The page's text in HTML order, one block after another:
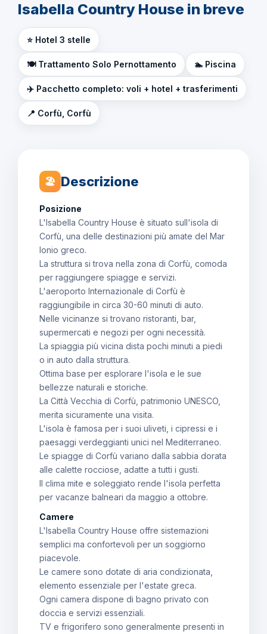
Isabella Country House in breve
⭐ Hotel 3 stelle
🍽️ Trattamento Solo Pernottamento 🏊 Piscina
✈️ Pacchetto completo: voli + hotel + trasferimenti
📍 Corfù, Corfù
🏖 Descrizione
Posizione
L'Isabella Country House è situato sull'isola di
Corfù, una delle destinazioni più amate del Mar
Ionio greco.
La struttura si trova nella zona di Corfù, comoda
per raggiungere spiagge e servizi.
L'aeroporto Internazionale di Corfù è
raggiungibile in circa 30-60 minuti di auto.
Nelle vicinanze si trovano ristoranti, bar,
supermercati e negozi per ogni necessità.
La spiaggia più vicina dista pochi minuti a piedi
o in auto dalla struttura.
Ottima base per esplorare l'isola e le sue
bellezze naturali e storiche.
La Città Vecchia di Corfù, patrimonio UNESCO,
merita sicuramente una visita.
L'isola è famosa per i suoi uliveti, i cipressi e i
paesaggi verdeggianti unici nel Mediterraneo.
Le spiagge di Corfù variano dalla sabbia dorata
alle calette rocciose, adatte a tutti i gusti.
Il clima mite e soleggiato rende l'isola perfetta
per vacanze balneari da maggio a ottobre.
Camere
L'Isabella Country House offre sistemazioni
semplici ma confortevoli per un soggiorno
piacevole.
Le camere sono dotate di aria condizionata,
elemento essenziale per l'estate greca.
Ogni camera dispone di bagno privato con
doccia e servizi essenziali.
TV e frigorifero sono generalmente presenti in